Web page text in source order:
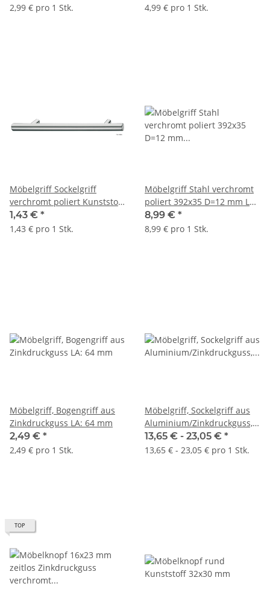
2,99 € pro 1 Stk.
4,99 € pro 1 Stk.
Möbelgriff Sockelgriff
verchromt poliert Kunststoff
LA: 128 mm
1,43 € *
1,43 € pro 1 Stk.
Möbelgriff Stahl verchromt
poliert 392x35 D=12 mm LA:
352 mm
8,99 € *
8,99 € pro 1 Stk.
Möbelgriff, Bogengriff aus
Zinkdruckguss LA: 64 mm
2,49 € *
2,49 € pro 1 Stk.
Möbelgriff, Sockelgriff aus
Aluminium/Zinkdruckguss,
Häfele Déco H2510
13,65 € - 23,05 € *
13,65 € - 23,05 € pro 1 Stk.
TOP